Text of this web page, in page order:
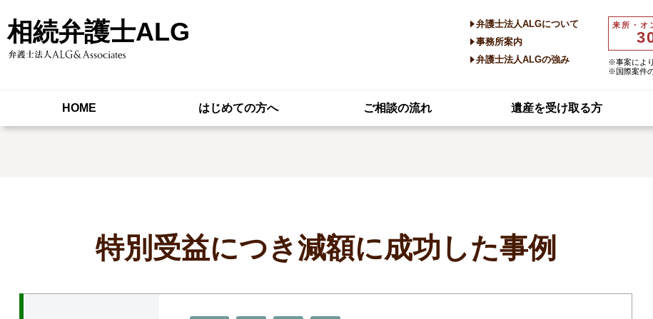
相続弁護士ALG 来所・オ
※事案によ
※国際案件
弁護士法人ALGについて
事務所案内
弁護士法人ALGの強み
HOME はじめての方へ ご相談の流れ 遺産を受け取る方
特別受益につき減額に成功した事例